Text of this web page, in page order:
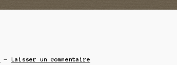
— Laisser un commentaire